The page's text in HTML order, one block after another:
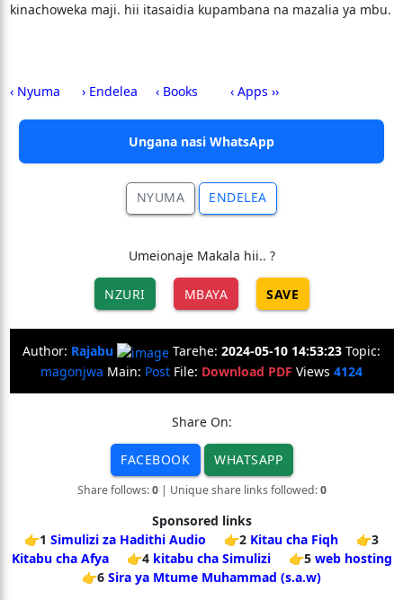
kinachoweka maji. hii itasaidia kupambana na mazalia ya mbu.
‹ Nyuma › Endelea ‹ Books ‹ Apps ››
Ungana nasi WhatsApp
NYUMA ENDELEA
Umeionaje Makala hii.. ?
NZURI MBAYA SAVE
Author: Rajabu Tarehe: 2024-05-10 14:53:23 Topic:
magonjwa Main: Post File: Download PDF Views 4124
Share On:
FACEBOOK WHATSAPP
Share follows:0| Unique share links followed:0
Sponsored links
👉1 Simulizi za Hadithi Audio 👉2 Kitau cha Fiqh
👉3
Kitabu cha Afya
👉4 kitabu cha Simulizi 👉5 web hosting
👉6 Sira ya Mtume Muhammad (s.a.w)